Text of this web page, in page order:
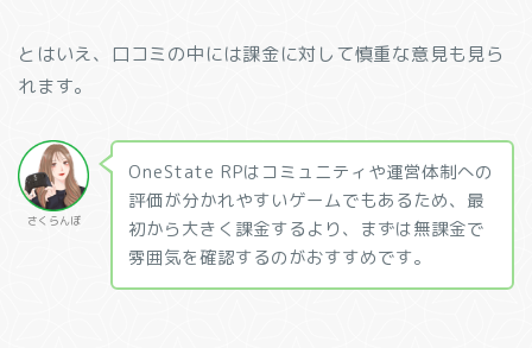
とはいえ、口コミの中には課金に対して慎重な意見も見ら
れます。
さくらんぼ
OneState RPはコミュニティや運営体制への
評価が分かれやすいゲームでもあるため、最
初から大きく課金するより、まずは無課金で
雰囲気を確認するのがおすすめです。